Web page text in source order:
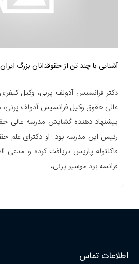
آشنایی با چند تن از حقوقدانان بزرگ ایران
دکتر فرانسیس آدولف پرنی، وکیل
عالی حقوق وکیل فرانسیس آدولف پرنی،
پیشنهاد دهنده گشایش مدرسه عالی
رئیس این مدرسه بود. او دکترای علم
فاکلتوله پاریس دریافت کرده و مدعی
فرانسه بود موسیو پرنی، …
اطلاعات تماس